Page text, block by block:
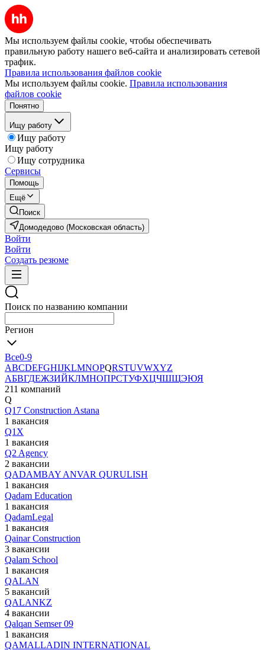
Мы используем файлы cookie, чтобы обеспечивать
правильную работу нашего веб-сайта и анализировать сетевой
трафик.
Правила использования файлов cookie
Мы используем файлы cookie. Правила использования
файлов cookie
Понятно
Ищу работу
Ищу работу
Ищу работу
Ищу сотрудника
Сервисы
Помощь
Ещё
Поиск
Домодедово (Московская область)
Войти
Войти
Создать резюме
Поиск по названию компании
Регион
Все0-9
ABCDEFGHIJKLMNOPQRSTUVWXYZ
АБВГДЕЖЗИЙКЛМНОПРСТУФХЦЧШЩЭЮЯ
211 компаний
Q
Q17 Construction Astana
1 вакансия
Q1X
1 вакансия
Q2 Agency
2 вакансии
QADAMBAY ANVAR QURULISH
1 вакансия
Qadam Education
1 вакансия
QadamLegal
1 вакансия
Qainar Construction
3 вакансии
Qalam School
1 вакансия
QALAN
5 вакансий
QALANKZ
4 вакансии
Qalqan Semser 09
1 вакансия
QAMALLADIN INTERNATIONAL